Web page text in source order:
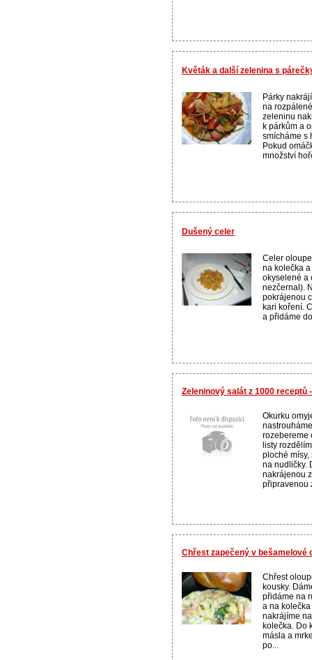
Květák a další zelenina s
Párky
na
zeleninu
k párkům a
smícháme s
Pokud
množství
Dušený celer
Celer
na kolečka
okyselené a
nezčernal).
pokrájenou
kari koření.
a přidáme
Zeleninový salát z 1000 receptů
Okurku
rozebereme
listy
ploché
na nudličky.
nakrájenou
připravenou
Chřest zapečený v bešamelové
Chřest
kousky.
přidáme na
a na
nakrájíme
kolečka. Do
másla a
po...